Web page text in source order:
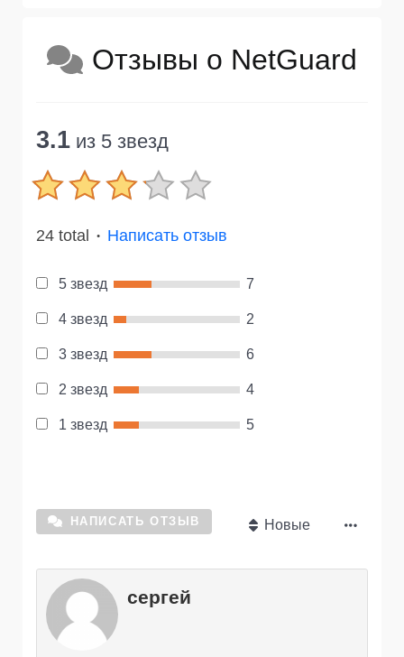
Отзывы о NetGuard
3.1 из 5 звезд
24 total ● Написать отзыв
5 звезд 7
4 звезд 2
3 звезд 6
2 звезд 4
1 звезд 5
НАПИСАТЬ ОТЗЫВ Новые
сергей